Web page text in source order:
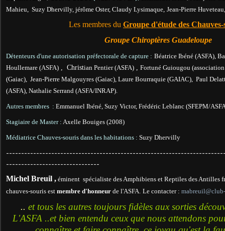
Mahieu, Suzy Dhervilly, jérôme Oster, Claudy Lysimaque, Jean-Pierre
Les membres du Groupe d'étude des
Groupe Chiroptères Guadeloupe
Détenteurs d'une autorisation préfectorale de capture : Béatrice Ibéné (ASFA) ,
Houllemare (ASFA)
, Christian Pentier (ASFA)
Fortuné Guiougou
(Gaiac), Jean-Pierre Malgouyres (Gaiac), Laure Bourraquie (GAIAC), Paul
(ASFA), Nathalie Serrand (ASFA/INRAP).
Autres membres : Emmanuel Ibéné, Suzy Victor, Frédéric Leblanc (SFEPM/
Stagiaire de Master : Axelle Bouiges (2008)
Médiatrice Chauves-souris dans les habitations : Suzy Dhervilly
-------------------------------
Michel Breuil , éminent spécialiste des Amphibiens et Reptiles des Antilles
chauves-souris est membre d'honneur de l'ASFA. Le contacter :
.. et tous les autres toujours fidèles aux sorties
L'ASFA ..et bien entendu ceux que nous attendons